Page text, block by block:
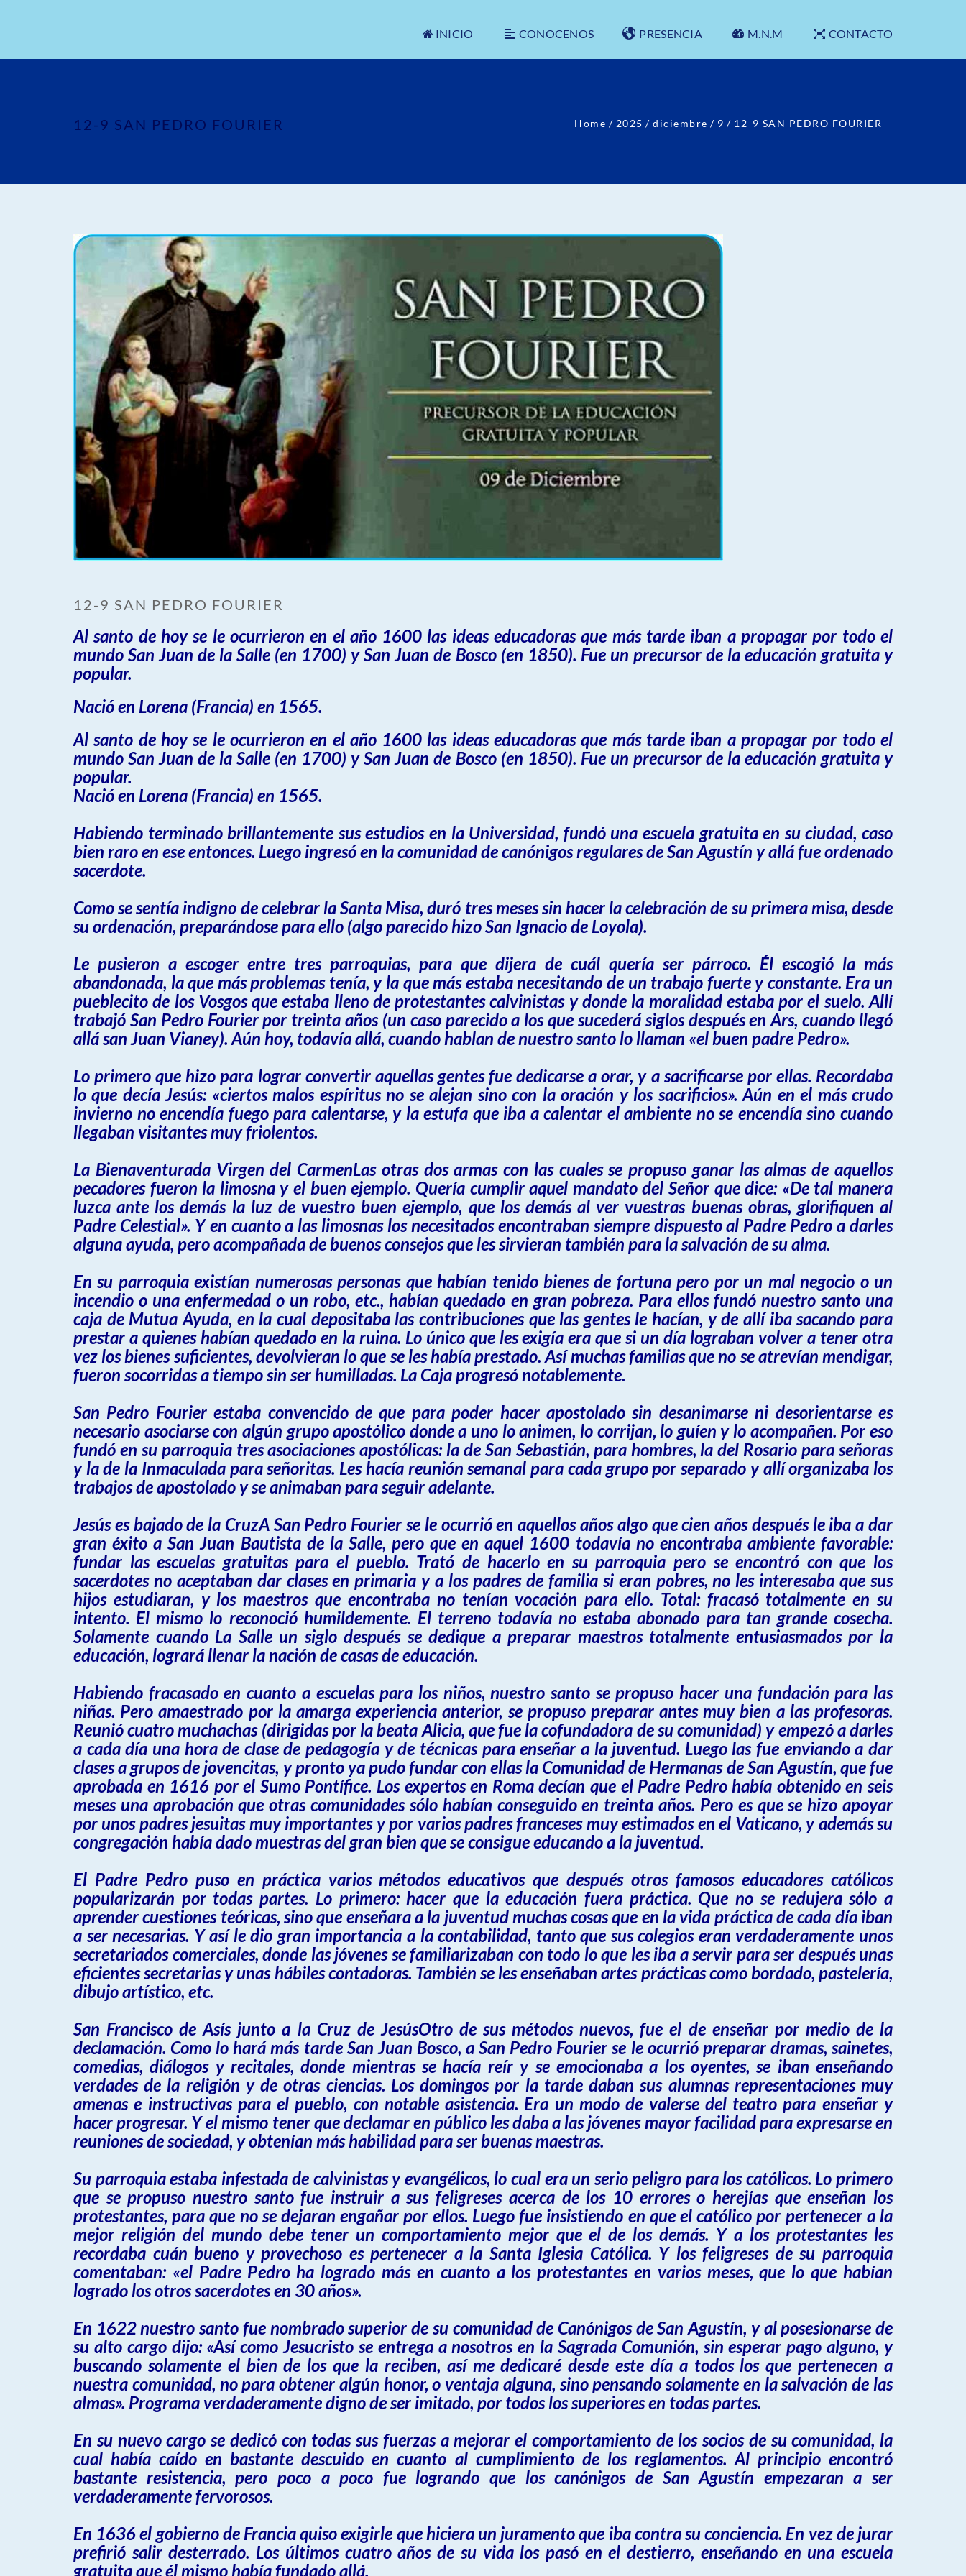
INICIO CONOCENOS PRESENCIA M.N.M CONTACTO
12-9 SAN PEDRO FOURIER Home / 2025 / diciembre / 9 / 12-9 SAN PEDRO FOURIER
12-9 SAN PEDRO FOURIER
Al santo de hoy se le ocurrieron en el año 1600 las ideas educadoras que más tarde iban a propagar por todo el
mundo San Juan de la Salle (en 1700) y San Juan de Bosco (en 1850). Fue un precursor de la educación gratuita y
popular.
Nació en Lorena (Francia) en 1565.
Al santo de hoy se le ocurrieron en el año 1600 las ideas educadoras que más tarde iban a propagar por todo el
mundo San Juan de la Salle (en 1700) y San Juan de Bosco (en 1850). Fue un precursor de la educación gratuita y
popular.
Nació en Lorena (Francia) en 1565.
Habiendo terminado brillantemente sus estudios en la Universidad, fundó una escuela gratuita en su ciudad, caso
bien raro en ese entonces. Luego ingresó en la comunidad de canónigos regulares de San Agustín y allá fue ordenado
sacerdote.
Como se sentía indigno de celebrar la Santa Misa, duró tres meses sin hacer la celebración de su primera misa, desde
su ordenación, preparándose para ello (algo parecido hizo San Ignacio de Loyola).
Le pusieron a escoger entre tres parroquias, para que dijera de cuál quería ser párroco. Él escogió la más
abandonada, la que más problemas tenía, y la que más estaba necesitando de un trabajo fuerte y constante. Era un
pueblecito de los Vosgos que estaba lleno de protestantes calvinistas y donde la moralidad estaba por el suelo. Allí
trabajó San Pedro Fourier por treinta años (un caso parecido a los que sucederá siglos después en Ars, cuando llegó
allá san Juan Vianey). Aún hoy, todavía allá, cuando hablan de nuestro santo lo llaman «el buen padre Pedro».
Lo primero que hizo para lograr convertir aquellas gentes fue dedicarse a orar, y a sacrificarse por ellas. Recordaba
lo que decía Jesús: «ciertos malos espíritus no se alejan sino con la oración y los sacrificios». Aún en el más crudo
invierno no encendía fuego para calentarse, y la estufa que iba a calentar el ambiente no se encendía sino cuando
llegaban visitantes muy friolentos.
La Bienaventurada Virgen del CarmenLas otras dos armas con las cuales se propuso ganar las almas de aquellos
pecadores fueron la limosna y el buen ejemplo. Quería cumplir aquel mandato del Señor que dice: «De tal manera
luzca ante los demás la luz de vuestro buen ejemplo, que los demás al ver vuestras buenas obras, glorifiquen al
Padre Celestial». Y en cuanto a las limosnas los necesitados encontraban siempre dispuesto al Padre Pedro a darles
alguna ayuda, pero acompañada de buenos consejos que les sirvieran también para la salvación de su alma.
En su parroquia existían numerosas personas que habían tenido bienes de fortuna pero por un mal negocio o un
incendio o una enfermedad o un robo, etc., habían quedado en gran pobreza. Para ellos fundó nuestro santo una
caja de Mutua Ayuda, en la cual depositaba las contribuciones que las gentes le hacían, y de allí iba sacando para
prestar a quienes habían quedado en la ruina. Lo único que les exigía era que si un día lograban volver a tener otra
vez los bienes suficientes, devolvieran lo que se les había prestado. Así muchas familias que no se atrevían mendigar,
fueron socorridas a tiempo sin ser humilladas. La Caja progresó notablemente.
San Pedro Fourier estaba convencido de que para poder hacer apostolado sin desanimarse ni desorientarse es
necesario asociarse con algún grupo apostólico donde a uno lo animen, lo corrijan, lo guíen y lo acompañen. Por eso
fundó en su parroquia tres asociaciones apostólicas: la de San Sebastián, para hombres, la del Rosario para señoras
y la de la Inmaculada para señoritas. Les hacía reunión semanal para cada grupo por separado y allí organizaba los
trabajos de apostolado y se animaban para seguir adelante.
Jesús es bajado de la CruzA San Pedro Fourier se le ocurrió en aquellos años algo que cien años después le iba a dar
gran éxito a San Juan Bautista de la Salle, pero que en aquel 1600 todavía no encontraba ambiente favorable:
fundar las escuelas gratuitas para el pueblo. Trató de hacerlo en su parroquia pero se encontró con que los
sacerdotes no aceptaban dar clases en primaria y a los padres de familia si eran pobres, no les interesaba que sus
hijos estudiaran, y los maestros que encontraba no tenían vocación para ello. Total: fracasó totalmente en su
intento. El mismo lo reconoció humildemente. El terreno todavía no estaba abonado para tan grande cosecha.
Solamente cuando La Salle un siglo después se dedique a preparar maestros totalmente entusiasmados por la
educación, logrará llenar la nación de casas de educación.
Habiendo fracasado en cuanto a escuelas para los niños, nuestro santo se propuso hacer una fundación para las
niñas. Pero amaestrado por la amarga experiencia anterior, se propuso preparar antes muy bien a las profesoras.
Reunió cuatro muchachas (dirigidas por la beata Alicia, que fue la cofundadora de su comunidad) y empezó a darles
a cada día una hora de clase de pedagogía y de técnicas para enseñar a la juventud. Luego las fue enviando a dar
clases a grupos de jovencitas, y pronto ya pudo fundar con ellas la Comunidad de Hermanas de San Agustín, que fue
aprobada en 1616 por el Sumo Pontífice. Los expertos en Roma decían que el Padre Pedro había obtenido en seis
meses una aprobación que otras comunidades sólo habían conseguido en treinta años. Pero es que se hizo apoyar
por unos padres jesuitas muy importantes y por varios padres franceses muy estimados en el Vaticano, y además su
congregación había dado muestras del gran bien que se consigue educando a la juventud.
El Padre Pedro puso en práctica varios métodos educativos que después otros famosos educadores católicos
popularizarán por todas partes. Lo primero: hacer que la educación fuera práctica. Que no se redujera sólo a
aprender cuestiones teóricas, sino que enseñara a la juventud muchas cosas que en la vida práctica de cada día iban
a ser necesarias. Y así le dio gran importancia a la contabilidad, tanto que sus colegios eran verdaderamente unos
secretariados comerciales, donde las jóvenes se familiarizaban con todo lo que les iba a servir para ser después unas
eficientes secretarias y unas hábiles contadoras. También se les enseñaban artes prácticas como bordado, pastelería,
dibujo artístico, etc.
San Francisco de Asís junto a la Cruz de JesúsOtro de sus métodos nuevos, fue el de enseñar por medio de la
declamación. Como lo hará más tarde San Juan Bosco, a San Pedro Fourier se le ocurrió preparar dramas, sainetes,
comedias, diálogos y recitales, donde mientras se hacía reír y se emocionaba a los oyentes, se iban enseñando
verdades de la religión y de otras ciencias. Los domingos por la tarde daban sus alumnas representaciones muy
amenas e instructivas para el pueblo, con notable asistencia. Era un modo de valerse del teatro para enseñar y
hacer progresar. Y el mismo tener que declamar en público les daba a las jóvenes mayor facilidad para expresarse en
reuniones de sociedad, y obtenían más habilidad para ser buenas maestras.
Su parroquia estaba infestada de calvinistas y evangélicos, lo cual era un serio peligro para los católicos. Lo primero
que se propuso nuestro santo fue instruir a sus feligreses acerca de los 10 errores o herejías que enseñan los
protestantes, para que no se dejaran engañar por ellos. Luego fue insistiendo en que el católico por pertenecer a la
mejor religión del mundo debe tener un comportamiento mejor que el de los demás. Y a los protestantes les
recordaba cuán bueno y provechoso es pertenecer a la Santa Iglesia Católica. Y los feligreses de su parroquia
comentaban: «el Padre Pedro ha logrado más en cuanto a los protestantes en varios meses, que lo que habían
logrado los otros sacerdotes en 30 años».
En 1622 nuestro santo fue nombrado superior de su comunidad de Canónigos de San Agustín, y al posesionarse de
su alto cargo dijo: «Así como Jesucristo se entrega a nosotros en la Sagrada Comunión, sin esperar pago alguno, y
buscando solamente el bien de los que la reciben, así me dedicaré desde este día a todos los que pertenecen a
nuestra comunidad, no para obtener algún honor, o ventaja alguna, sino pensando solamente en la salvación de las
almas». Programa verdaderamente digno de ser imitado, por todos los superiores en todas partes.
En su nuevo cargo se dedicó con todas sus fuerzas a mejorar el comportamiento de los socios de su comunidad, la
cual había caído en bastante descuido en cuanto al cumplimiento de los reglamentos. Al principio encontró
bastante resistencia, pero poco a poco fue logrando que los canónigos de San Agustín empezaran a ser
verdaderamente fervorosos.
En 1636 el gobierno de Francia quiso exigirle que hiciera un juramento que iba contra su conciencia. En vez de jurar
prefirió salir desterrado. Los últimos cuatro años de su vida los pasó en el destierro, enseñando en una escuela
gratuita que él mismo había fundado allá.